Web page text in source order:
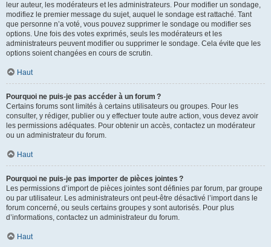
leur auteur, les modérateurs et les administrateurs. Pour modifier un sondage,
modifiez le premier message du sujet, auquel le sondage est rattaché. Tant
que personne n’a voté, vous pouvez supprimer le sondage ou modifier ses
options. Une fois des votes exprimés, seuls les modérateurs et les
administrateurs peuvent modifier ou supprimer le sondage. Cela évite que les
options soient changées en cours de scrutin.
Haut
Pourquoi ne puis-je pas accéder à un forum ?
Certains forums sont limités à certains utilisateurs ou groupes. Pour les
consulter, y rédiger, publier ou y effectuer toute autre action, vous devez avoir
les permissions adéquates. Pour obtenir un accès, contactez un modérateur
ou un administrateur du forum.
Haut
Pourquoi ne puis-je pas importer de pièces jointes ?
Les permissions d’import de pièces jointes sont définies par forum, par groupe
ou par utilisateur. Les administrateurs ont peut-être désactivé l’import dans le
forum concerné, ou seuls certains groupes y sont autorisés. Pour plus
d’informations, contactez un administrateur du forum.
Haut